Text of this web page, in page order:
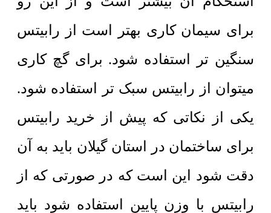
برای سیمان کاری بهتر است از رابیتس
سنگین تر استفاده شود. برای گچ کاری
میتوان از رابیتس سبک تر استفاده شود.
یکی از نکاتی که پیش از خرید رابیتس
برای ساختمان در استان گیلان باید به آن
دقت شود این است که در صورتی که از
رابیتس با وزن پایین استفاده شود باید